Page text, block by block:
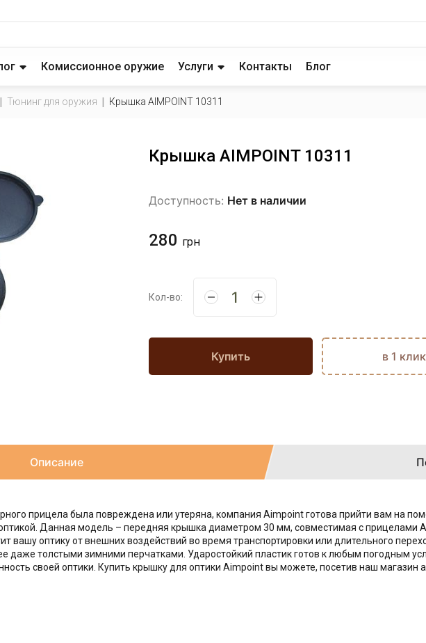
Комиссионное оружие Услуги Контакты Блог
Тюнинг для оружия Крышка AIMPOINT 10311
Крышка AIMPOINT 10311
Доступность: Нет в наличии
280 грн
Кол-во:
Купить в 1 клик
Описание
прицела была повреждена или утеряна, компания Aimpoint готова прийти вам на
Данная модель – передняя крышка диаметром 30 мм, совместимая с
вашу оптику от внешних воздействий во время транспортировки или длительного
даже толстыми зимними перчатками. Ударостойкий пластик готов к любым погодным
своей оптики. Купить крышку для оптики Aimpoint вы можете, посетив наш магазин